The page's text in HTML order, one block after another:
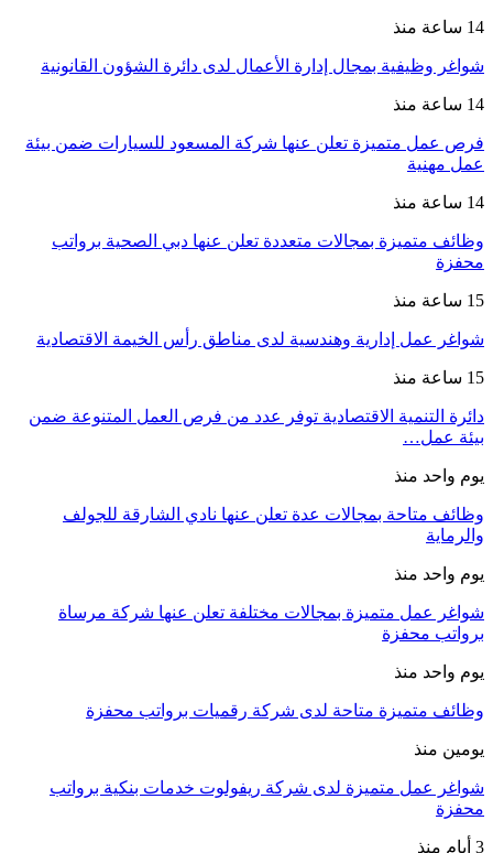
14 ساعة منذ
شواغر وظيفية بمجال إدارة الأعمال لدى دائرة الشؤون القانونية
14 ساعة منذ
فرص عمل متميزة تعلن عنها شركة المسعود للسيارات ضمن بيئة
عمل مهنية
14 ساعة منذ
وظائف متميزة بمجالات متعددة تعلن عنها دبي الصحية برواتب
محفزة
15 ساعة منذ
شواغر عمل إدارية وهندسية لدى مناطق رأس الخيمة الاقتصادية
15 ساعة منذ
دائرة التنمية الاقتصادية توفر عدد من فرص العمل المتنوعة ضمن
بيئة عمل…
يوم واحد منذ
وظائف متاحة بمجالات عدة تعلن عنها نادي الشارقة للجولف
والرماية
يوم واحد منذ
شواغر عمل متميزة بمجالات مختلفة تعلن عنها شركة مرساة
برواتب محفزة
يوم واحد منذ
وظائف متميزة متاحة لدى شركة رقميات برواتب محفزة
يومين منذ
شواغر عمل متميزة لدى شركة ريفولوت خدمات بنكية برواتب
محفزة
3 أيام منذ